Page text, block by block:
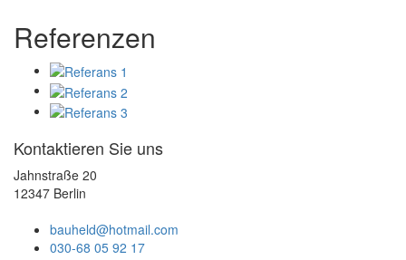
Referenzen
Kontaktieren Sie uns
Jahnstraße 20
12347 Berlin
bauheld@hotmail.com
030-68 05 92 17